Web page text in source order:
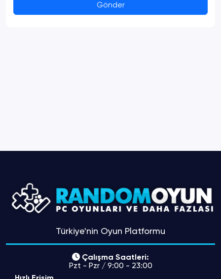
Gönder
Türkiye'nin Oyun Platformu
Çalışma Saatleri:
Pzt - Pzr / 9:00 - 23:00